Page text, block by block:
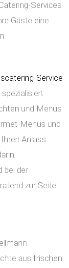
Services
Gäste eine
Service
und Menüs
Menüs und
Anlass
bei der
zur Seite
aus frischen